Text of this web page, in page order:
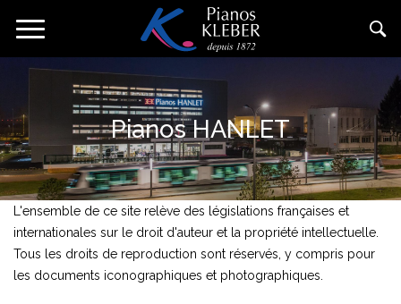
zum Navigation
Pianos HANLET
L'ensemble de ce site relève des législations françaises et
internationales sur le droit d'auteur et la propriété intellectuelle.
Tous les droits de reproduction sont réservés, y compris pour
les documents iconographiques et photographiques.